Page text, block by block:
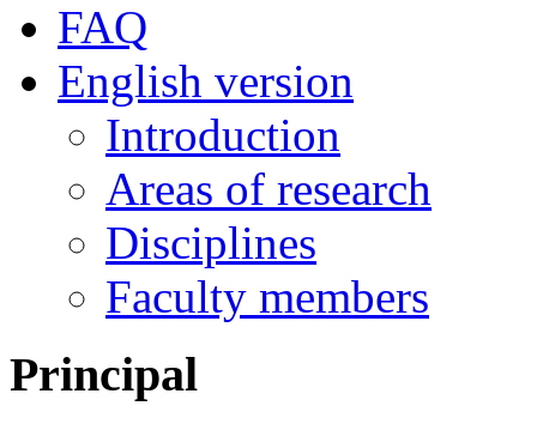
FAQ
English version
Introduction
Areas of research
Disciplines
Faculty members
Principal